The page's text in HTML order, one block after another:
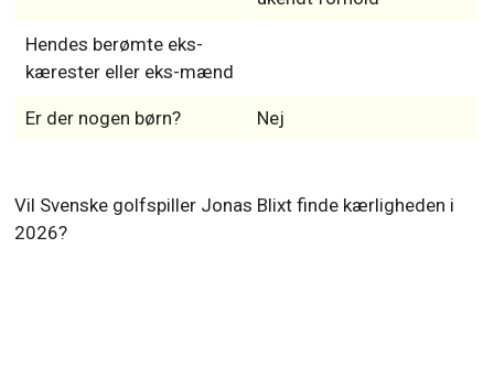
Hendes berømte eks-
kærester eller eks-mænd
Er der nogen børn? Nej
Vil Svenske golfspiller Jonas Blixt finde kærligheden i
2026?